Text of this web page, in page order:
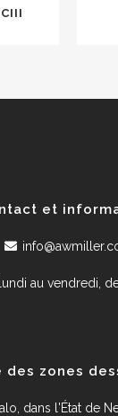
et
au vendredi,
des zones
dans l'État de